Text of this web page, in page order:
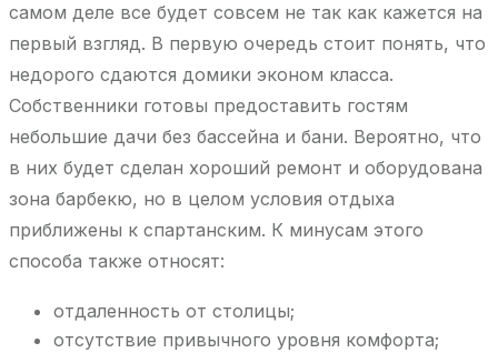
самом деле все будет совсем не так как кажется на
первый взгляд. В первую очередь стоит понять, что
недорого сдаются домики эконом класса.
Собственники готовы предоставить гостям
небольшие дачи без бассейна и бани. Вероятно, что
в них будет сделан хороший ремонт и оборудована
зона барбекю, но в целом условия отдыха
приближены к спартанским. К минусам этого
способа также относят:
отдаленность от столицы;
отсутствие привычного уровня комфорта;